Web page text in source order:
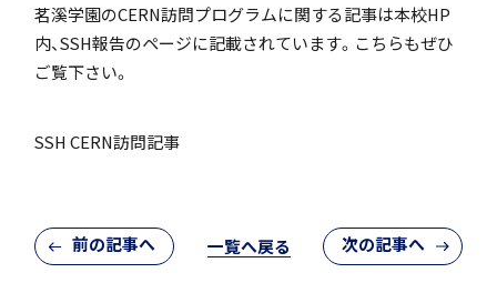
茗溪学園のCERN訪問プログラムに関する記事は本校HP
内、SSH報告のページに記載されています。こちらもぜひ
ご覧下さい。
SSH CERN訪問記事
前の記事へ 一覧へ戻る 次の記事へ
「SDGs」の取り組みについて